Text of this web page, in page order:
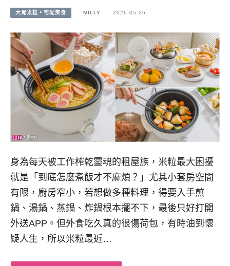
大胃米粒。宅配美食 MILLY 2026-05-26
身為每天被工作榨乾靈魂的租屋族，米粒最大困擾
就是「到底怎麼煮飯才不麻煩？」尤其小套房空間
有限，廚房窄小，若想做多種料理，得要入手煎
鍋、湯鍋、蒸鍋、炸鍋根本擺不下，最後只好打開
外送APP。但外食吃久真的很傷荷包，有時油到懷
疑人生，所以米粒最近…